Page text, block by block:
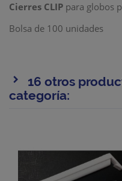
Cierres CLIP para globos
Bolsa de 100 unidades
16 otros
categoría: